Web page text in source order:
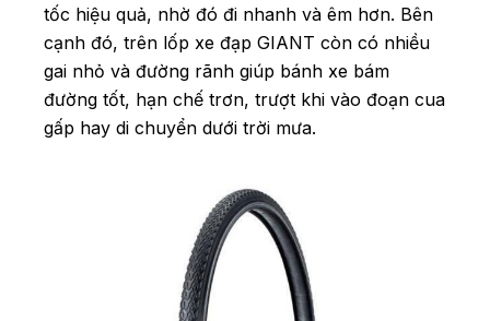
tốc hiệu quả, nhờ đó đi nhanh và êm hơn. Bên
cạnh đó, trên lốp xe đạp GIANT còn có nhiều
gai nhỏ và đường rãnh giúp bánh xe bám
đường tốt, hạn chế trơn, trượt khi vào đoạn cua
gấp hay di chuyển dưới trời mưa.